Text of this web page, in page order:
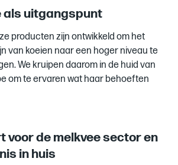
als uitgangspunt
producten zijn ontwikkeld om het
van koeien naar een hoger niveau te
. We kruipen daarom in de huid van
om te ervaren wat haar behoeften
voor de melkvee sector en
in huis